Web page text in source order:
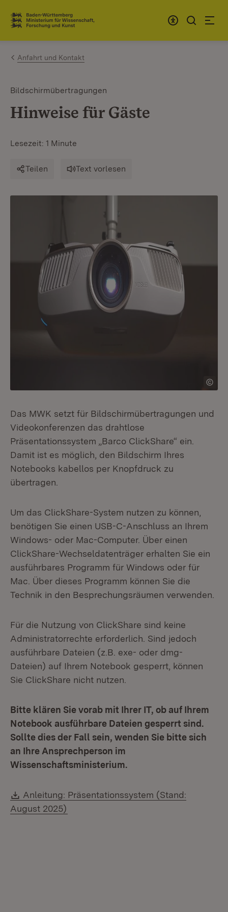
Zum Inhalt springen
Link zur Startseite
Anfahrt und Kontakt
Bildschirmübertragungen
Hinweise für Gäste
Lesezeit: 1 Minute
Teilen Text vorlesen
Das MWK setzt für Bildschirmübertragungen und
Videokonferenzen das drahtlose
Präsentationssystem „Barco ClickShare“ ein.
Damit ist es möglich, den Bildschirm Ihres
Notebooks kabellos per Knopfdruck zu
übertragen.
Um das ClickShare-System nutzen zu können,
benötigen Sie einen USB-C-Anschluss an Ihrem
Windows- oder Mac-Computer. Über einen
ClickShare-Wechseldatenträger erhalten Sie ein
ausführbares Programm für Windows oder für
Mac. Über dieses Programm können Sie die
Technik in den Besprechungsräumen verwenden.
Für die Nutzung von ClickShare sind keine
Administratorrechte erforderlich. Sind jedoch
ausführbare Dateien (z.B. exe- oder dmg-
Dateien) auf Ihrem Notebook gesperrt, können
Sie ClickShare nicht nutzen.
Bitte klären Sie vorab mit Ihrer IT, ob auf Ihrem
Notebook ausführbare Dateien gesperrt sind.
Sollte dies der Fall sein, wenden Sie bitte sich
an Ihre Ansprechperson im
Wissenschaftsministerium.
Download:
Anleitung: Präsentationssystem (Stand:
August 2025)